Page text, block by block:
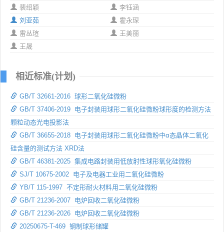
裴绍颖
李钰涵
刘亚茹
霍永琛
雷丛瑄
王美丽
王晟
相近标准(计划)
GB/T 32661-2016 球形二氧化硅微粉
GB/T 37406-2019 电子封装用球形二氧化硅微粉球形度的检测方法
颗粒动态光电投影法
GB/T 36655-2018 电子封装用球形二氧化硅微粉中α态晶体二氧化
硅含量的测试方法 XRD法
GB/T 46381-2025 集成电路封装用低放射性球形氧化硅微粉
SJ/T 10675-2002 电子及电器工业用二氧化硅微粉
YB/T 115-1997 不定形耐火材料用二氧化硅微粉
GB/T 21236-2007 电炉回收二氧化硅微粉
GB/T 21236-2026 电炉回收二氧化硅微粉
20250675-T-469 钢制球形储罐